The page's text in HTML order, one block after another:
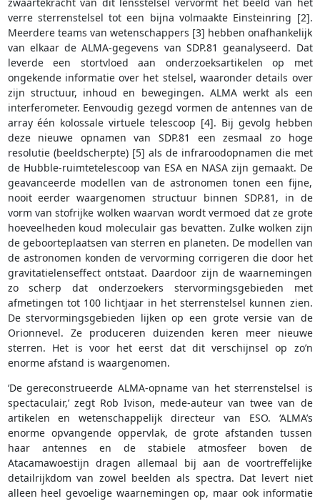
verre sterrenstelsel tot een bijna volmaakte Einsteinring [2].
Meerdere teams van wetenschappers [3] hebben onafhankelijk
van elkaar de ALMA-gegevens van SDP.81 geanalyseerd. Dat
leverde een stortvloed aan onderzoeksartikelen op met
ongekende informatie over het stelsel, waaronder details over
zijn structuur, inhoud en bewegingen. ALMA werkt als een
interferometer. Eenvoudig gezegd vormen de antennes van de
array één kolossale virtuele telescoop [4]. Bij gevolg hebben
deze nieuwe opnamen van SDP.81 een zesmaal zo hoge
resolutie (beeldscherpte) [5] als de infraroodopnamen die met
de Hubble-ruimtetelescoop van ESA en NASA zijn gemaakt. De
geavanceerde modellen van de astronomen tonen een fijne,
nooit eerder waargenomen structuur binnen SDP.81, in de
vorm van stofrijke wolken waarvan wordt vermoed dat ze grote
hoeveelheden koud moleculair gas bevatten. Zulke wolken zijn
de geboorteplaatsen van sterren en planeten. De modellen van
de astronomen konden de vervorming corrigeren die door het
gravitatielenseffect ontstaat. Daardoor zijn de waarnemingen
zo scherp dat onderzoekers stervormingsgebieden met
afmetingen tot 100 lichtjaar in het sterrenstelsel kunnen zien.
De stervormingsgebieden lijken op een grote versie van de
Orionnevel. Ze produceren duizenden keren meer nieuwe
sterren. Het is voor het eerst dat dit verschijnsel op zo’n
enorme afstand is waargenomen.
‘De gereconstrueerde ALMA-opname van het sterrenstelsel is
spectaculair,’ zegt Rob Ivison, mede-auteur van twee van de
artikelen en wetenschappelijk directeur van ESO. ‘ALMA’s
enorme opvangende oppervlak, de grote afstanden tussen
haar antennes en de stabiele atmosfeer boven de
Atacamawoestijn dragen allemaal bij aan de voortreffelijke
detailrijkdom van zowel beelden als spectra. Dat levert niet
alleen heel gevoelige waarnemingen op, maar ook informatie